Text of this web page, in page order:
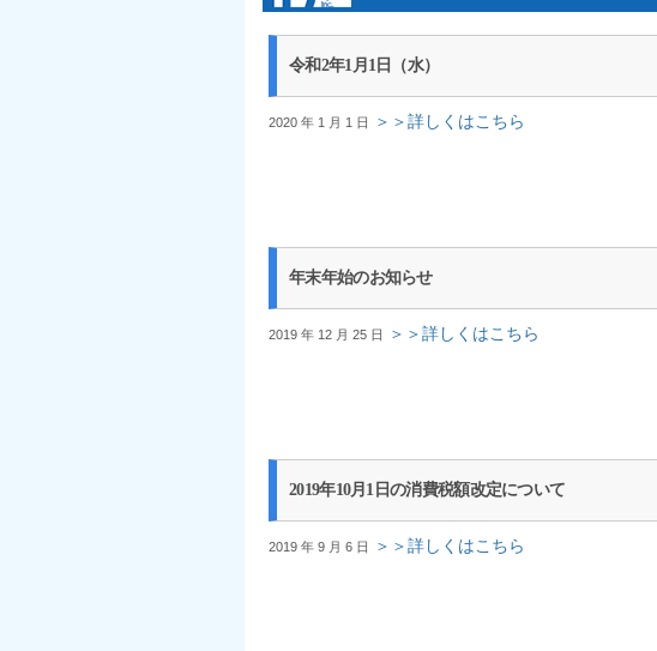
令和2年1月1日（水）
2020 年 1 月 1 日 ＞＞詳しくはこちら
年末年始のお知らせ
2019 年 12 月 25 日 ＞＞詳しくはこちら
2019年10月1日の消費税額改定について
2019 年 9 月 6 日 ＞＞詳しくはこちら